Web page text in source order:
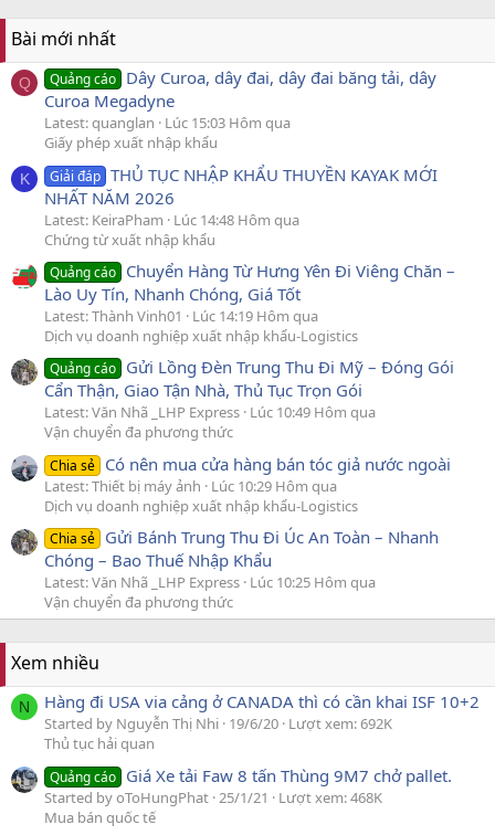
Bài mới nhất
Q Quảng cáo Dây Curoa, dây đai, dây đai băng tải, dây
Curoa Megadyne
Latest: quanglan
Lúc 15:03 Hôm qua
Giấy phép xuất nhập khẩu
K Giải đáp THỦ TỤC NHẬP KHẨU THUYỀN KAYAK MỚI
NHẤT NĂM 2026
Latest: KeiraPham
Lúc 14:48 Hôm qua
Chứng từ xuất nhập khẩu
Quảng cáo Chuyển Hàng Từ Hưng Yên Đi Viêng Chăn –
Lào Uy Tín, Nhanh Chóng, Giá Tốt
Latest: Thành Vinh01
Lúc 14:19 Hôm qua
Dịch vụ doanh nghiệp xuất nhập khẩu-Logistics
Quảng cáo Gửi Lồng Đèn Trung Thu Đi Mỹ – Đóng Gói
Cẩn Thận, Giao Tận Nhà, Thủ Tục Trọn Gói
Latest: Văn Nhã _LHP Express Lúc 10:49 Hôm qua
Vận chuyển đa phương thức
Chia sẻ Có nên mua cửa hàng bán tóc giả nước ngoài
Latest: Thiết bị máy ảnh
Lúc 10:29 Hôm qua
Dịch vụ doanh nghiệp xuất nhập khẩu-Logistics
Chia sẻ Gửi Bánh Trung Thu Đi Úc An Toàn – Nhanh
Chóng – Bao Thuế Nhập Khẩu
Latest: Văn Nhã _LHP Express Lúc 10:25 Hôm qua
Vận chuyển đa phương thức
Xem nhiều
N Hàng đi USA via cảng ở CANADA thì có cần khai ISF 10+2
Started by Nguyễn Thị Nhi 19/6/20 Lượt xem: 692K
Thủ tục hải quan
Quảng cáo Giá Xe tải Faw 8 tấn Thùng 9M7 chở pallet.
Started by oToHungPhat 25/1/21
Lượt xem: 468K
Mua bán quốc tế